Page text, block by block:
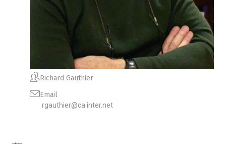
Richard Gauthier
Email
rgauthier@ca.inter.net